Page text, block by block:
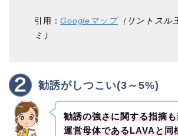
引用：Googleマップ（リントスル
ミ）
勧誘がしつこい(3～5%)
勧誘の強さに関する指摘
運営母体であるLAVAと同